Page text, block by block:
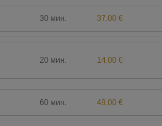
30 мин. 37.00 €
20 мин. 14.00 €
60 мин. 49.00 €